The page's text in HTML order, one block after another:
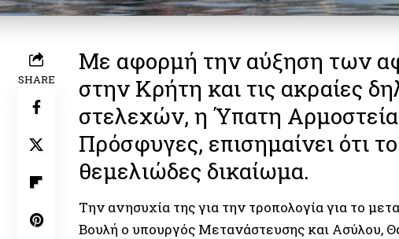
SHARE
Με αφορμή την αύξηση των
στην Κρήτη και τις ακραίες
στελεχών, η Ύπατη
Πρόσφυγες, επισημαίνει ότι
θεμελιώδες δικαίωμα.
Την ανησυχία της για την τροπολογία για το
Βουλή ο υπουργός Μετανάστευσης και Ασύλου,